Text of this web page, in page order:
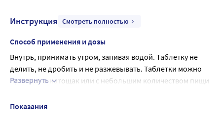
Инструкция Смотреть полностью
Способ применения и дозы
Внутрь, принимать утром, запивая водой. Таблетку не
делить, не дробить и не разжевывать. Таблетки можно
применять натощак или с небольшим количеством пищи
Артериальная гипертензия
Доза должна подбираться индивидуально. Начальная
Развернуть
Показания